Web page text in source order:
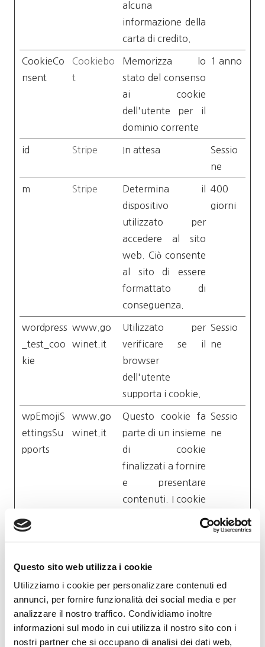
Questo sito web utilizza i cookie
Utilizziamo i cookie per personalizzare contenuti ed
annunci, per fornire funzionalità dei social media e per
analizzare il nostro traffico. Condividiamo inoltre
informazioni sul modo in cui utilizza il nostro sito con i
nostri partner che si occupano di analisi dei dati web,
alcuna
informazione della
carta di credito.
CookieCo
nsent
Cookiebo
t
Memorizza lo
stato del consenso
ai cookie
dell'utente per il
dominio corrente
1 anno
id Stripe In attesa
Sessio
ne
m Stripe
Determina il
dispositivo
utilizzato per
accedere al sito
web. Ciò consente
al sito di essere
formattato di
conseguenza.
400
giorni
wordpress
_test_coo
kie
www.go
winet.it
Utilizzato per
verificare se il
browser
dell'utente
supporta i cookie.
Sessio
ne
wpEmojiS
ettingsSu
pports
www.go
winet.it
Questo cookie fa
parte di un insieme
di cookie
finalizzati a fornire
e presentare
contenuti. I cookie
mantengono il
per blog/immagini,
dei temi cromatici
e di altre
impostazioni del
sito.
Sessio
ne